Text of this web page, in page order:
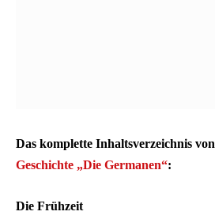
Das komplette Inhaltsverzeichnis von
Geschichte „Die Germanen“:
Die Frühzeit